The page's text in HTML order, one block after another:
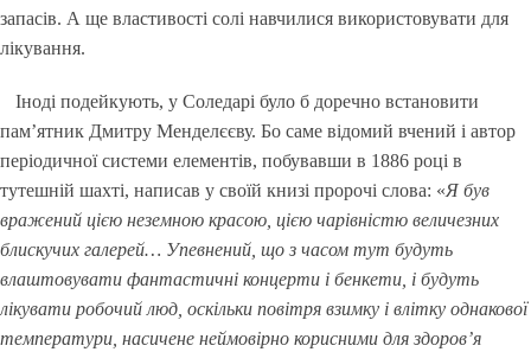
запасів. А ще властивості солі навчилися використовувати для
лікування.
Іноді подейкують, у Соледарі було б доречно встановити
пам’ятник Дмитру Менделєєву. Бо саме відомий вчений і автор
періодичної системи елементів, побувавши в 1886 році в
тутешній шахті, написав у своїй книзі пророчі слова: «Я був
вражений цією неземною красою, цією чарівністю величезних
блискучих галерей… Упевнений, що з часом тут будуть
влаштовувати фантастичні концерти і бенкети, і будуть
лікувати робочий люд, оскільки повітря взимку і влітку однакової
температури, насичене неймовірно корисними для здоров’я